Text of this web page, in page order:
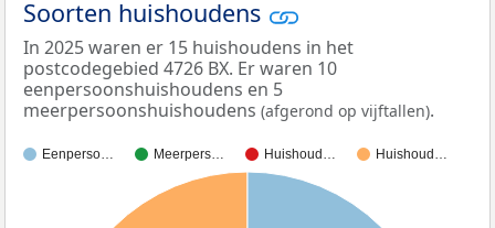
Soorten huishoudens
In 2025 waren er 15 huishoudens in het
postcodegebied 4726 BX. Er waren 10
eenpersoonshuishoudens en 5
meerpersoonshuishoudens (afgerond op vijftallen).
Eenperso… Meerpers… Huishoud… Huishoud…